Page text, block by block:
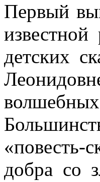
Первый
известной
детских
добра со